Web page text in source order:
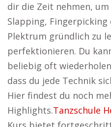
dir die Zeit nehmen,
Slapping,
Plektrum gründlich zu
perfektionieren. Du
beliebig oft
dass du jede Technik
Hier findest du noch
Highlights.Tanzschule